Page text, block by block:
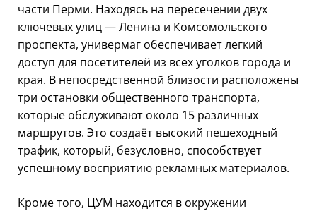
части Перми. Находясь на пересечении двух
ключевых улиц — Ленина и Комсомольского
проспекта, универмаг обеспечивает легкий
доступ для посетителей из всех уголков города и
края. В непосредственной близости расположены
три остановки общественного транспорта,
которые обслуживают около 15 различных
маршрутов. Это создаёт высокий пешеходный
трафик, который, безусловно, способствует
успешному восприятию рекламных материалов.
Кроме того, ЦУМ находится в окружении